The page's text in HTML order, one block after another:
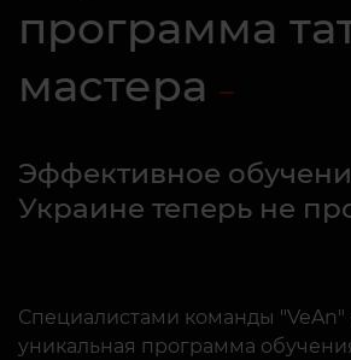
программа
мастера
Эффективное
Украине теперь не
Специалистами команды "VeAn"
уникальная программа